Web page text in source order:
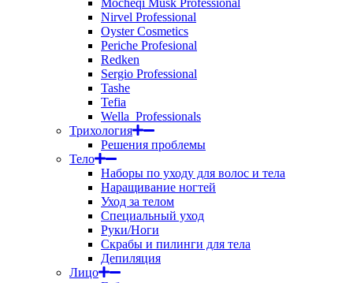
Mocheqi Musk Professional
Nirvel Professional
Oyster Cosmetics
Periche Profesional
Redken
Sergio Professional
Tashe
Tefia
Wella_Professionals
Трихология
Решения проблемы
Тело
Наборы по уходу для волос и тела
Наращивание ногтей
Уход за телом
Специальный уход
Руки/Ноги
Скрабы и пилинги для тела
Депиляция
Лицо